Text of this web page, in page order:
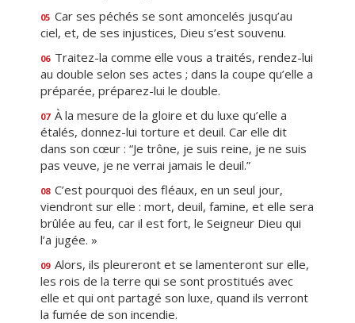
05 Car ses péchés se sont amoncelés jusqu’au
ciel, et, de ses injustices, Dieu s’est souvenu.
06 Traitez-la comme elle vous a traités, rendez-lui
au double selon ses actes ; dans la coupe qu’elle a
préparée, préparez-lui le double.
07 À la mesure de la gloire et du luxe qu’elle a
étalés, donnez-lui torture et deuil. Car elle dit
dans son cœur : “Je trône, je suis reine, je ne suis
pas veuve, je ne verrai jamais le deuil.”
08 C’est pourquoi des fléaux, en un seul jour,
viendront sur elle : mort, deuil, famine, et elle sera
brûlée au feu, car il est fort, le Seigneur Dieu qui
l’a jugée. »
09 Alors, ils pleureront et se lamenteront sur elle,
les rois de la terre qui se sont prostitués avec
elle et qui ont partagé son luxe, quand ils verront
la fumée de son incendie.